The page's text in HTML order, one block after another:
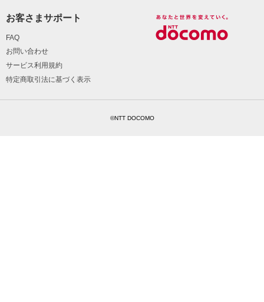
お客さまサポート
FAQ
お問い合わせ
サービス利用規約
特定商取引法に基づく表示
©NTT DOCOMO